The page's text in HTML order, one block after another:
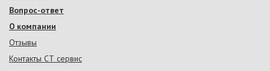
Вопрос-ответ
О компании
Отзывы
Контакты СТ сервис